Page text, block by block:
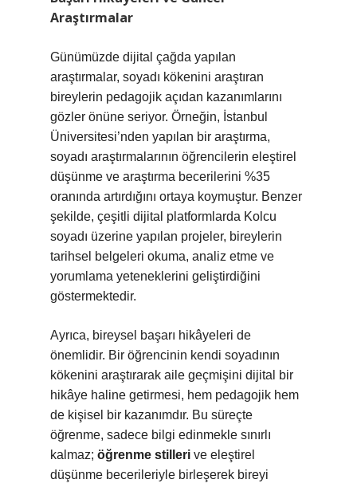
Araştırmalar
Günümüzde dijital çağda yapılan
araştırmalar, soyadı kökenini araştıran
bireylerin pedagojik açıdan kazanımlarını
gözler önüne seriyor. Örneğin, İstanbul
Üniversitesi’nden yapılan bir araştırma,
soyadı araştırmalarının öğrencilerin eleştirel
düşünme ve araştırma becerilerini %35
oranında artırdığını ortaya koymuştur. Benzer
şekilde, çeşitli dijital platformlarda Kolcu
soyadı üzerine yapılan projeler, bireylerin
tarihsel belgeleri okuma, analiz etme ve
yorumlama yeteneklerini geliştirdiğini
göstermektedir.
Ayrıca, bireysel başarı hikâyeleri de
önemlidir. Bir öğrencinin kendi soyadının
kökenini araştırarak aile geçmişini dijital bir
hikâye haline getirmesi, hem pedagojik hem
de kişisel bir kazanımdır. Bu süreçte
öğrenme, sadece bilgi edinmekle sınırlı
kalmaz; öğrenme stilleri ve eleştirel
düşünme becerileriyle birleşerek bireyi